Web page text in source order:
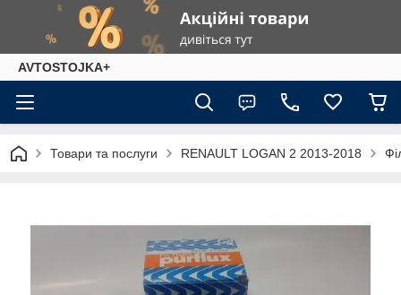
AVTOSTOJKA+
Товари та послуги RENAULT LOGAN 2 2013-2018